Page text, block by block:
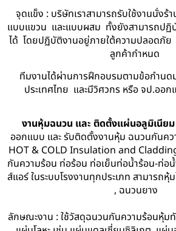
จุดแข็ง : บริษัทเราสามารถรับใช้งานนั่งร้
แบบแขวน และแบบผสม ทั้งยังสามารถปฏิ
ได้ โดยปฏิบัติงานอยู่ภายใต้ความปลอดภั
ลูกค้ากำหนด
ทีมงานได้ผ่านการฝึกอบรมตามข้อกำนด
ประเทศไทย และมีวิศวกร หรือ จป.ออ
งานหุ้มฉนวน และ ติดตั้งแผ่นอลูมิเนียม
ออกแบบ และ รับติดตั้งงานหุ้ม ฉนวนกันคว
HOT & COLD Insulation and
กันความร้อน ท่อร้อน ท่อเย็นท่อน้ำร้อน-ท่อ
ส์แอร์ ในระบบโรงงานทุกประเภท สามารถหุ้
, ฉนวนยาง
ลักษณะงาน : ใช้วัสดุฉนวนกันความร้อนหุ้